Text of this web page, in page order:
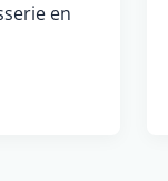
en